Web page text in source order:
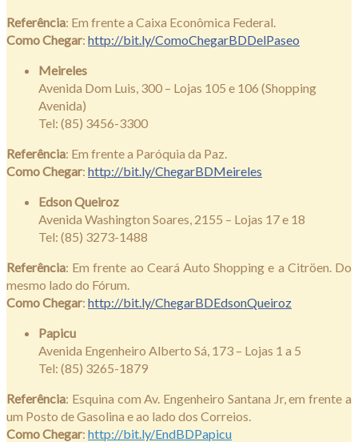
Referência: Em frente a Caixa Econômica Federal.
Como Chegar: http://bit.ly/ComoChegarBDDelPaseo
Meireles
Avenida Dom Luis, 300 – Lojas 105 e 106 (Shopping
Avenida)
Tel: (85) 3456-3300
Referência: Em frente a Paróquia da Paz.
Como Chegar: http://bit.ly/ChegarBDMeireles
Edson Queiroz
Avenida Washington Soares, 2155 – Lojas 17 e 18
Tel: (85) 3273-1488
Referência: Em frente ao Ceará Auto Shopping e a Citröen. Do
mesmo lado do Fórum.
Como Chegar: http://bit.ly/ChegarBDEdsonQueiroz
Papicu
Avenida Engenheiro Alberto Sá, 173 – Lojas 1 a 5
Tel: (85) 3265-1879
Referência: Esquina com Av. Engenheiro Santana Jr, em frente a
um Posto de Gasolina e ao lado dos Correios.
Como Chegar: http://bit.ly/EndBDPapicu